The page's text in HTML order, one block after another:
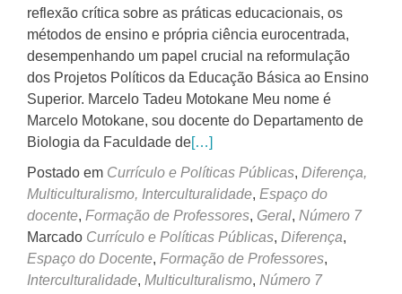
reflexão crítica sobre as práticas educacionais, os
métodos de ensino e própria ciência eurocentrada,
desempenhando um papel crucial na reformulação
dos Projetos Políticos da Educação Básica ao Ensino
Superior. Marcelo Tadeu Motokane Meu nome é
Marcelo Motokane, sou docente do Departamento de
Biologia da Faculdade de[…]
Postado em Currículo e Políticas Públicas, Diferença,
Multiculturalismo, Interculturalidade, Espaço do
docente, Formação de Professores, Geral, Número 7
Marcado Currículo e Políticas Públicas, Diferença,
Espaço do Docente, Formação de Professores,
Interculturalidade, Multiculturalismo, Número 7